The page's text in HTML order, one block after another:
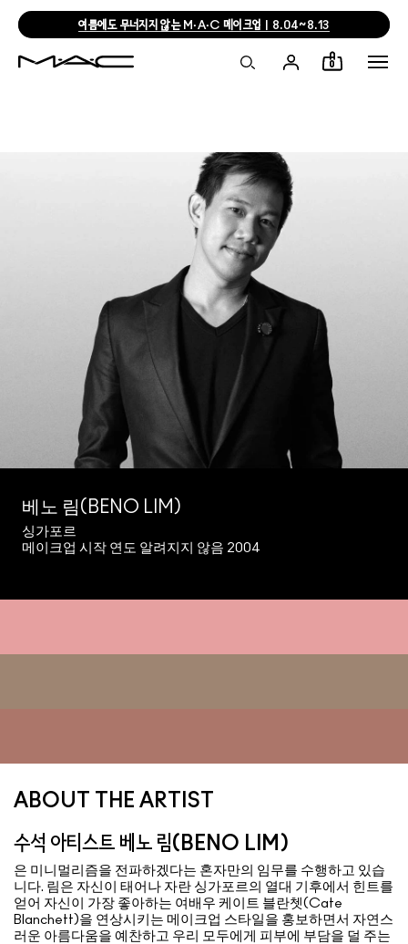
여름에도 무너지지 않는 M·A·C 메이크업 | 8.04~8.13
0
베노 림(BENO LIM)
싱가포르
메이크업 시작 연도 알려지지 않음 2004
ABOUT THE ARTIST
수석 아티스트 베노 림(BENO LIM)
은 미니멀리즘을 전파하겠다는 혼자만의 임무를 수행하고 있습
니다. 림은 자신이 태어나 자란 싱가포르의 열대 기후에서 힌트를
얻어 자신이 가장 좋아하는 여배우 케이트 블란쳇(Cate
Blanchett)을 연상시키는 메이크업 스타일을 홍보하면서 자연스
러운 아름다움을 예찬하고 우리 모두에게 피부에 부담을 덜 주는